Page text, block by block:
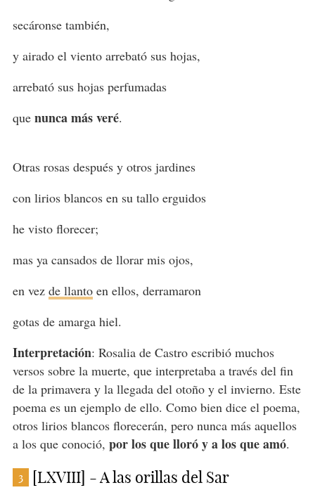
secáronse también,
y airado el viento arrebató sus hojas,
arrebató sus hojas perfumadas
que nunca más veré.
Otras rosas después y otros jardines
con lirios blancos en su tallo erguidos
he visto florecer;
mas ya cansados de llorar mis ojos,
en vez de llantoen ellos, derramaron
gotas de amarga hiel.
Interpretación: Rosalia de Castro escribió muchos
versos sobre la muerte, que interpretaba a través del fin
de la primavera y la llegada del otoño y el invierno. Este
poema es un ejemplo de ello. Como bien dice el poema,
otros lirios blancos florecerán, pero nunca más aquellos
a los que conoció, por los que lloró y a los que amó.
3 [LXVIII] - A las orillas del Sar